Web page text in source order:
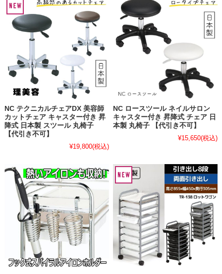
NC テクニカルチェアDX 美容師
カットチェア キャスター付き 昇
降式 日本製 スツール 丸椅子
【代引き不可】
¥19,800(税込)
NC ロースツール ネイルサロン
キャスター付き 昇降式 チェア 日
本製 丸椅子 【代引き不可】
¥15,650(税込)